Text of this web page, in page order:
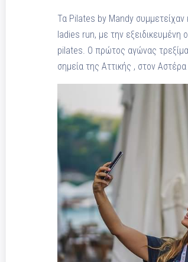
Τα Pilates by Mandy συμμετείχαν
ladies run, με την εξειδικευμένη
pilates. Ο πρώτος αγώνας
σημεία της Αττικής , στον